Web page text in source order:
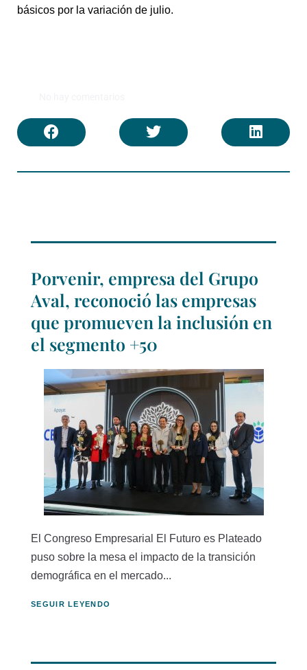
básicos por la variación de julio.
Porvenir, empresa del Grupo
Aval, reconoció las empresas
que promueven la inclusión en
el segmento +50
El Congreso Empresarial El Futuro es Plateado
puso sobre la mesa el impacto de la transición
demográfica en el mercado...
SEGUIR LEYENDO